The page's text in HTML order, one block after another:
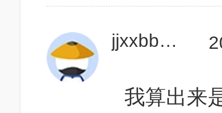
jjxxbbmm1234
我算出来